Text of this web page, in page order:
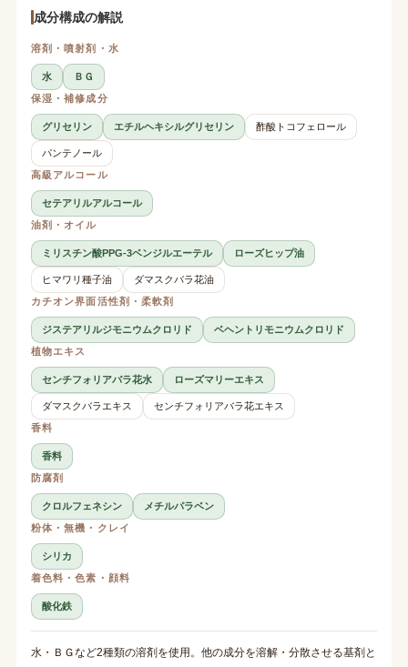
成分構成の解説
溶剤・噴射剤・水
水
ＢＧ
保湿・補修成分
グリセリン エチルヘキシルグリセリン 酢酸トコフェロール
パンテノール
高級アルコール
セテアリルアルコール
油剤・オイル
ミリスチン酸PPG-3ベンジルエーテル ローズヒップ油
ヒマワリ種子油
ダマスクバラ花油
カチオン界面活性剤・柔軟剤
ジステアリルジモニウムクロリド
ベヘントリモニウムクロリド
植物エキス
センチフォリアバラ花水 ローズマリーエキス
ダマスクバラエキス
センチフォリアバラ花エキス
香料
香料
防腐剤
クロルフェネシン
メチルパラベン
粉体・無機・クレイ
シリカ
着色料・色素・顔料
酸化鉄
水・ＢＧなど2種類の溶剤を使用。他の成分を溶解・分散させる基剤と